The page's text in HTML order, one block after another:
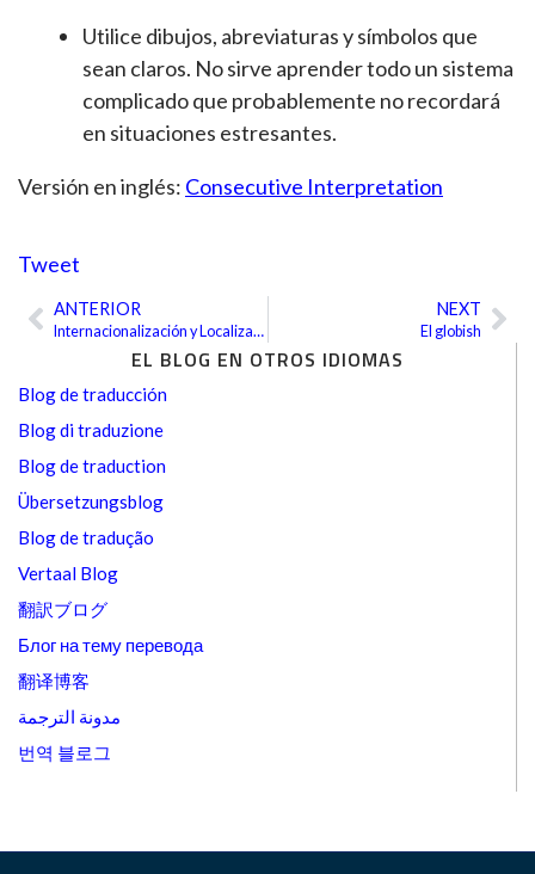
EL BLOG EN OTROS IDIOMAS
Blog de traducción
Blog di traduzione
Blog de traduction
Übersetzungsblog
Blog de tradução
Vertaal Blog
翻訳ブログ
Блог на тему перевода
翻译博客
مدونة الترجمة
번역 블로그
Utilice dibujos, abreviaturas y símbolos que
sean claros. No sirve aprender todo un sistema
complicado que probablemente no recordará
en situaciones estresantes.
Versión en inglés: Consecutive Interpretation
Tweet
AntANTERIOR
Internacionalización y Localización
NEXT
El globish